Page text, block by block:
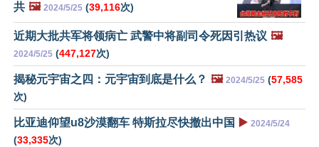
共 🖼️ 2024/5/25 (39,116次)
近期大批共军将领病亡 武警中将副司令死因引热议 🖼️
2024/5/25 (447,127次)
揭秘元宇宙之四：元宇宙到底是什么？ 🖼️ 2024/5/25 (57,585
次)
比亚迪仰望u8沙漠翻车 特斯拉尽快撤出中国 ▶️ 2024/5/24
(33,335次)